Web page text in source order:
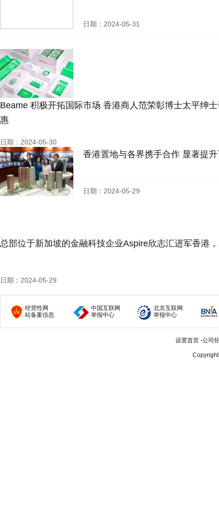
日期：2024-05-31
Beame 积极开拓国际市场 香港商人范荣彰博士太平绅
惠
日期：2024-05-30
香港置地与各界携手合作 显著提
日期：2024-05-29
总部位于新加坡的金融科技企业Aspire欣志汇进军香港
日期：2024-05-29
经营性网
站备案信息
中国互联网
举报中心
北京互联网
举报中心
设置首页-公司